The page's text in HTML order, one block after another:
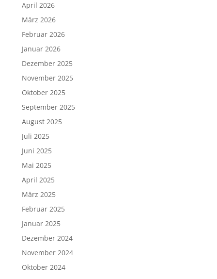
April 2026
März 2026
Februar 2026
Januar 2026
Dezember 2025
November 2025
Oktober 2025
September 2025
August 2025
Juli 2025
Juni 2025
Mai 2025
April 2025
März 2025
Februar 2025
Januar 2025
Dezember 2024
November 2024
Oktober 2024